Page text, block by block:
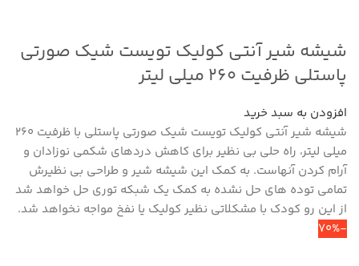
شیشه شیر آنتی کولیک تویست شیک صورتی
پاستلی ظرفیت ۲۶۰ میلی لیتر
افزودن به سبد خرید
شیشه شیر آنتی کولیک تویست شیک صورتی پاستلی با ظرفیت 260
میلی لیتر، راه حلی بی نظیر برای کاهش دردهای شکمی نوزادان و
آرام کردن آنهاست. به کمک این شیشه شیر و طراحی بی نظیرش
تمامی توده های حل نشده به کمک یک شبکه توری حل خواهد شد
از این رو کودک با مشکلاتی نظیر کولیک یا نفخ مواجه نخواهد شد.
-70%